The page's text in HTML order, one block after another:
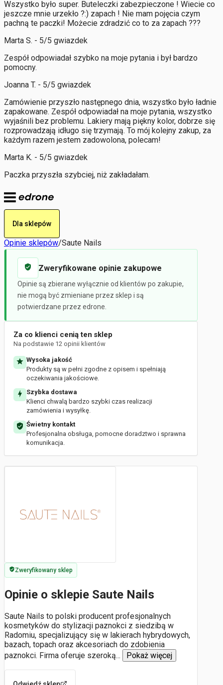
Wszystko było super. Buteleczki zabezpieczone ! Wiecie co
jeszcze mnie urzekło ?:) zapach ! Nie mam pojęcia czym
pachną te paczki! Możecie zdradzić co to za zapach ???
Marta S. - 5/5 gwiazdek
Zespół odpowiadał szybko na moje pytania i był bardzo
pomocny.
Joanna T. - 5/5 gwiazdek
Zamówienie przyszło następnego dnia, wszystko było ładnie
zapakowane. Zespół odpowiadał na moje pytania, wszystko
wyjaśnili bez problemu. Lakiery mają piękny kolor, dobrze się
rozprowadzają idługo się trzymają. To mój kolejny zakup, za
każdym razem jestem zadowolona, polecam!
Marta K. - 5/5 gwiazdek
Paczka przyszła szybciej, niż zakładałam.
Dla sklepów
Opinie sklepów/Saute Nails
Zweryfikowane opinie zakupowe
Opinie są zbierane wyłącznie od klientów po zakupie,
nie mogą być zmieniane przez sklep i są
potwierdzane przez edrone.
Za co klienci cenią ten sklep
Na podstawie 12 opinii klientów
Wysoka jakość
Produkty są w pełni zgodne z opisem i spełniają
oczekiwania jakościowe.
Szybka dostawa
Klienci chwalą bardzo szybki czas realizacji
zamówienia i wysyłkę.
Świetny kontakt
Profesjonalna obsługa, pomocne doradztwo i sprawna
komunikacja.
Zweryfikowany sklep
Opinie o sklepie Saute Nails
Saute Nails to polski producent profesjonalnych
kosmetyków do stylizacji paznokci z siedzibą w
Radomiu, specjalizujący się w lakierach hybrydowych,
bazach, topach oraz akcesoriach do zdobienia
paznokci. Firma oferuje szeroką... Pokaż więcej